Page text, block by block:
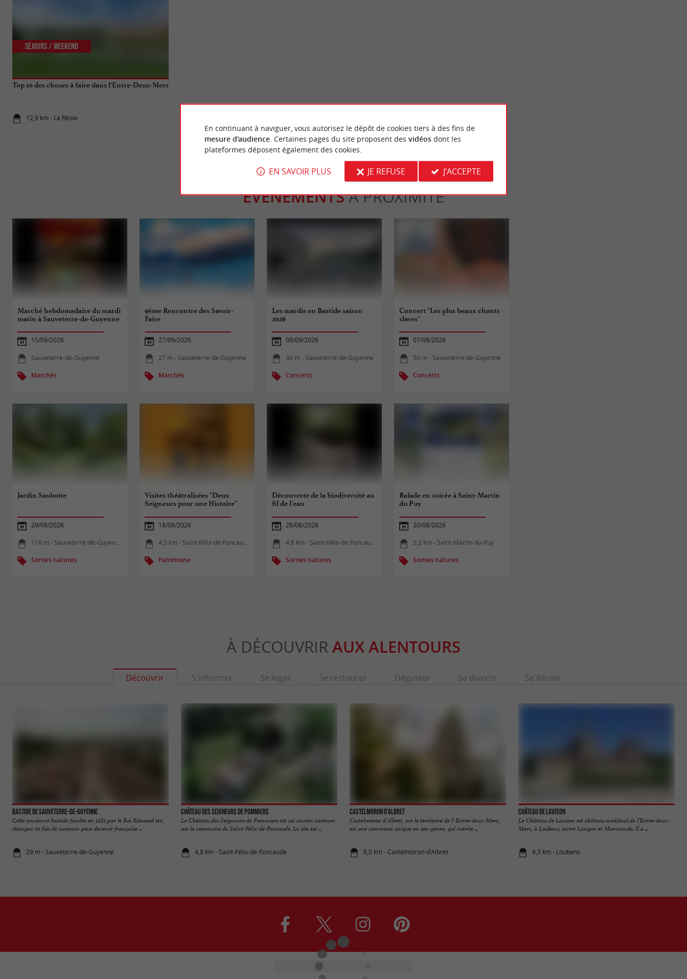
Top 10 des choses à faire dans l’Entre-Deux-Mers
12,9 km - La Réole
Séjours / Weekend
ÉVÈNEMENTSÀ PROXIMITÉ
Marché hebdomadaire du mardi
matin à Sauveterre-de-Guyenne
15/09/2026
Sauveterre-de-Guyenne
Marchés
9ème Rencontre des Savoir-
Faire
27/09/2026
27 m - Sauveterre-de-Guyenne
Marchés
Les mardis en Bastide saison
2026
08/09/2026
30 m - Sauveterre-de-Guyenne
Concerts
Concert "Les plus beaux chants
slaves"
07/08/2026
50 m - Sauveterre-de-Guyenne
Concerts
Jardin Saubotte
29/08/2026
116 m - Sauveterre-de-Guyenne
Sorties natures
Visites théâtralisées "Deux
Seigneurs pour une Histoire"
18/08/2026
4,3 km - Saint-Félix-de-Foncaude
Patrimoine
Découverte de la biodiversité au
fil de l'eau
26/08/2026
4,8 km - Saint-Félix-de-Foncaude
Sorties natures
Balade en soirée à Saint-Martin
du Puy
20/08/2026
5,2 km - Saint-Martin-du-Puy
Sorties natures
À DÉCOUVRIR AUX ALENTOURS
Découvrir S'informer Se loger Se restaurer Déguster Se divertir Se Réunir
Bastide de Sauveterre-de-Guyenne
Cette ancienne bastide fondée en 1281 par le Roi Edouard 1er,
changea 10 fois de suzerain pour devenir française ...
29 m - Sauveterre-de-Guyenne
Château des Seigneurs de Pommiers
Le Château des Seigneurs de Pommiers est un ancien castrum
sur la commune de Saint-Félix-de-Foncaude. Le site est ...
4,8 km - Saint-Félix-de-Foncaude
Castelmoron d'Albret
Castelmoron d'Albret, sur le territoire de l' Entre-deux-Mers,
est une commune unique en son genre, qui mérite ...
6,0 km - Castelmoron-d'Albret
Château de Lavison
Le Château de Lavison est château médiéval de l’Entre-deux-
Mers, à Loubens, entre Langon et Marmande. Il a ...
9,3 km - Loubens
En continuant à naviguer, vous autorisez le dépôt de cookies tiers à des fins de
mesure d'audience. Certaines pages du site proposent des vidéosdont les
plateformes déposent également des cookies.
EN SAVOIR PLUS JE REFUSE J'ACCEPTE